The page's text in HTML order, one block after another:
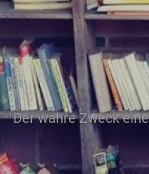
"Der wahre Zweck